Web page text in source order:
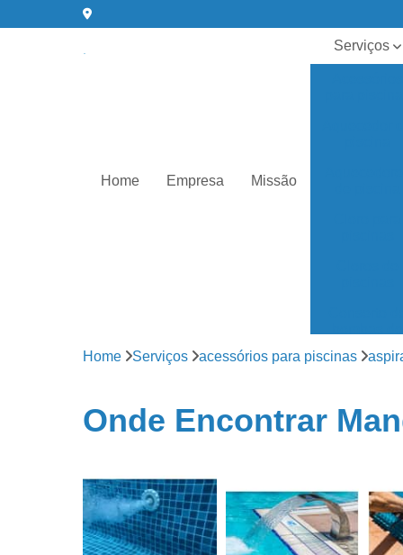
Home Empresa Missão
Serviços
Filtros para
Iluminação
piscina
Home Serviços acessórios para piscinas
Onde Encontrar